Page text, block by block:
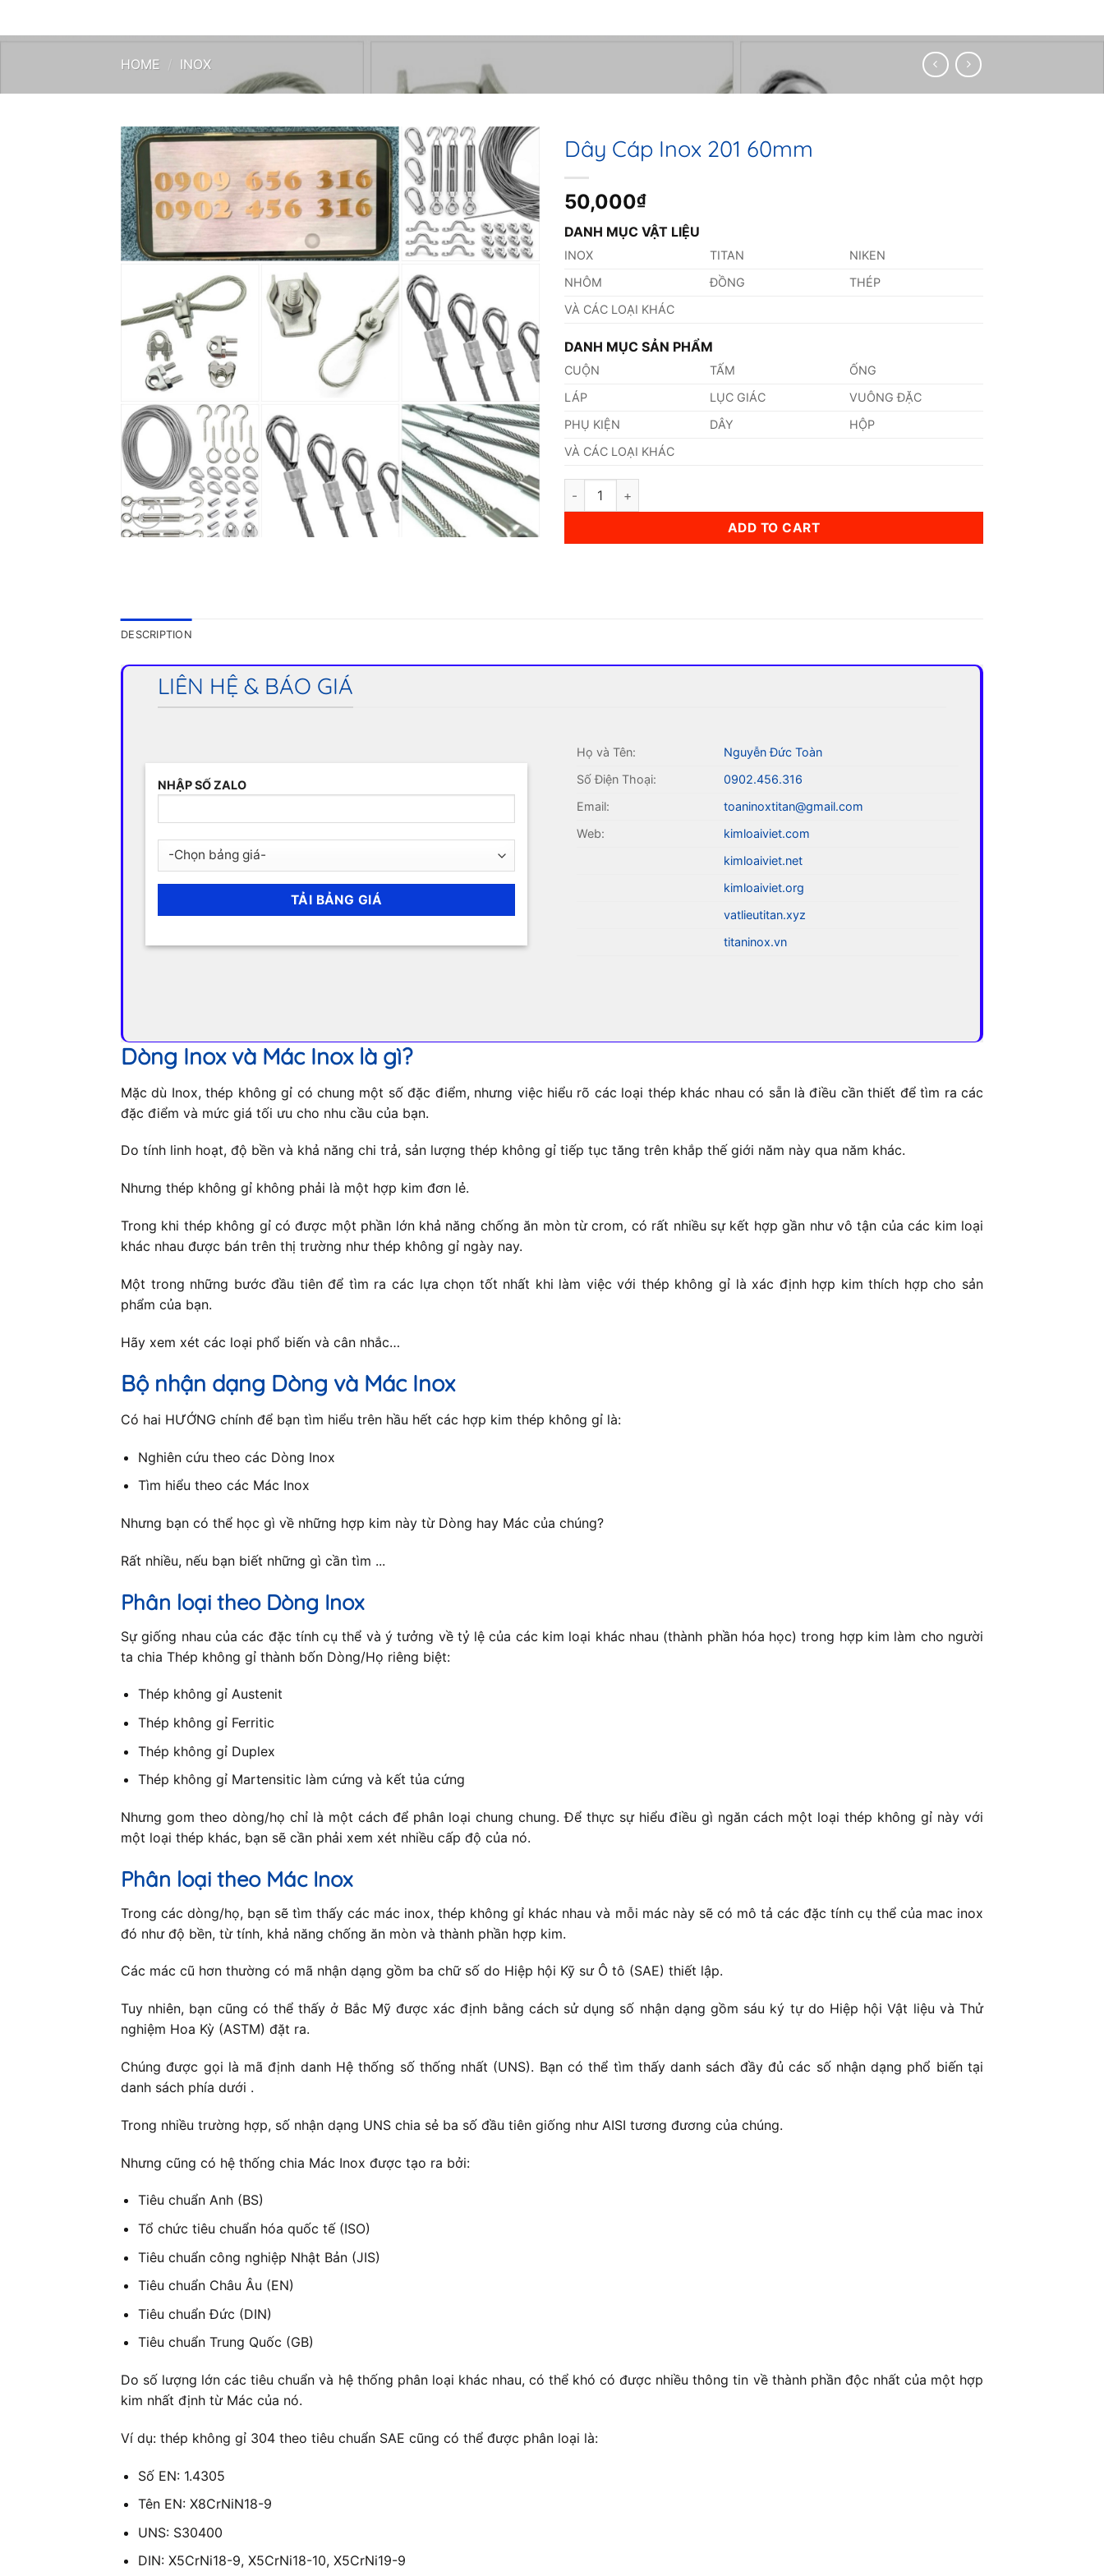
HOME / INOX
Dây Cáp Inox 201 60mm
50,000₫
DANH MỤC VẬT LIỆU
INOX TITAN
NIKEN
NHÔM
ĐỒNG
THÉP
VÀ CÁC LOẠI KHÁC
DANH MỤC SẢN PHẨM
CUỘN TẤM
ỐNG
LÁP
LỤC GIÁC
VUÔNG ĐẶC
PHỤ KIỆN
DÂY
HỘP
VÀ CÁC LOẠI KHÁC
Dây Cáp Inox 201 60mm quantity
ADD TO CART
DESCRIPTION
LIÊN HỆ & BÁO GIÁ
NHẬP SỐ ZALO
Họ và Tên:
Nguyễn Đức Toàn
Số Điện Thoại:
0902.456.316
Email:
toaninoxtitan@gmail.com
Web:
kimloaiviet.com
kimloaiviet.net
kimloaiviet.org
vatlieutitan.xyz
titaninox.vn
Dòng Inox và Mác Inox là gì?
Mặc dù Inox, thép không gỉ có chung một số đặc điểm, nhưng việc hiểu rõ các loại thép khác nhau có sẵn là điều cần thiết để tìm ra các
đặc điểm và mức giá tối ưu cho nhu cầu của bạn.
Do tính linh hoạt, độ bền và khả năng chi trả, sản lượng thép không gỉ tiếp tục tăng trên khắp thế giới năm này qua năm khác.
Nhưng thép không gỉ không phải là một hợp kim đơn lẻ.
Trong khi thép không gỉ có được một phần lớn khả năng chống ăn mòn từ crom, có rất nhiều sự kết hợp gần như vô tận của các kim loại
khác nhau được bán trên thị trường như thép không gỉ ngày nay.
Một trong những bước đầu tiên để tìm ra các lựa chọn tốt nhất khi làm việc với thép không gỉ là xác định hợp kim thích hợp cho sản
phẩm của bạn.
Hãy xem xét các loại phổ biến và cân nhắc…
Bộ nhận dạng Dòng và Mác Inox
Có hai HƯỚNG chính để bạn tìm hiểu trên hầu hết các hợp kim thép không gỉ là:
Nghiên cứu theo các Dòng Inox
Tìm hiểu theo các Mác Inox
Nhưng bạn có thể học gì về những hợp kim này từ Dòng hay Mác của chúng?
Rất nhiều, nếu bạn biết những gì cần tìm ...
Phân loại theo Dòng Inox
Sự giống nhau của các đặc tính cụ thể và ý tưởng về tỷ lệ của các kim loại khác nhau (thành phần hóa học) trong hợp kim làm cho người
ta chia Thép không gỉ thành bốn Dòng/Họ riêng biệt:
Thép không gỉ Austenit
Thép không gỉ Ferritic
Thép không gỉ Duplex
Thép không gỉ Martensitic làm cứng và kết tủa cứng
Nhưng gom theo dòng/họ chỉ là một cách để phân loại chung chung. Để thực sự hiểu điều gì ngăn cách một loại thép không gỉ này với
một loại thép khác, bạn sẽ cần phải xem xét nhiều cấp độ của nó.
Phân loại theo Mác Inox
Trong các dòng/họ, bạn sẽ tìm thấy các mác inox, thép không gỉ khác nhau và mỗi mác này sẽ có mô tả các đặc tính cụ thể của mac inox
đó như độ bền, từ tính, khả năng chống ăn mòn và thành phần hợp kim.
Các mác cũ hơn thường có mã nhận dạng gồm ba chữ số do Hiệp hội Kỹ sư Ô tô (SAE) thiết lập.
Tuy nhiên, bạn cũng có thể thấy ở Bắc Mỹ được xác định bằng cách sử dụng số nhận dạng gồm sáu ký tự do Hiệp hội Vật liệu và Thử
nghiệm Hoa Kỳ (ASTM) đặt ra.
Chúng được gọi là mã định danh Hệ thống số thống nhất (UNS). Bạn có thể tìm thấy danh sách đầy đủ các số nhận dạng phổ biến tại
danh sách phía dưới .
Trong nhiều trường hợp, số nhận dạng UNS chia sẻ ba số đầu tiên giống như AISI tương đương của chúng.
Nhưng cũng có hệ thống chia Mác Inox được tạo ra bởi:
Tiêu chuẩn Anh (BS)
Tổ chức tiêu chuẩn hóa quốc tế (ISO)
Tiêu chuẩn công nghiệp Nhật Bản (JIS)
Tiêu chuẩn Châu Âu (EN)
Tiêu chuẩn Đức (DIN)
Tiêu chuẩn Trung Quốc (GB)
Do số lượng lớn các tiêu chuẩn và hệ thống phân loại khác nhau, có thể khó có được nhiều thông tin về thành phần độc nhất của một hợp
kim nhất định từ Mác của nó.
Ví dụ: thép không gỉ 304 theo tiêu chuẩn SAE cũng có thể được phân loại là:
Số EN: 1.4305
Tên EN: X8CrNiN18-9
UNS: S30400
DIN: X5CrNi18-9, X5CrNi18-10, X5CrNi19-9